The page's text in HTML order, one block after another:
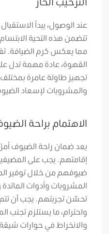
عند الوصول، يبدأ
تتضمن هذه التحية الابتسام
مما يعكس كرم الضيافة.
القهوة، عادة مهمة تدل
تجهيز طاولة عامرة بمختلف
والمشروبات لإسعاد
الاهتمام براحة
يعد ضمان راحة الضيوف
إقامتهم. يجب على
ضيوفهم من خلال توفير
المشروبات وأدوات
تحسّن تجربتهم. يجب أن
واحترام، ما يستلزم تجنب
والانخراط في حوارات